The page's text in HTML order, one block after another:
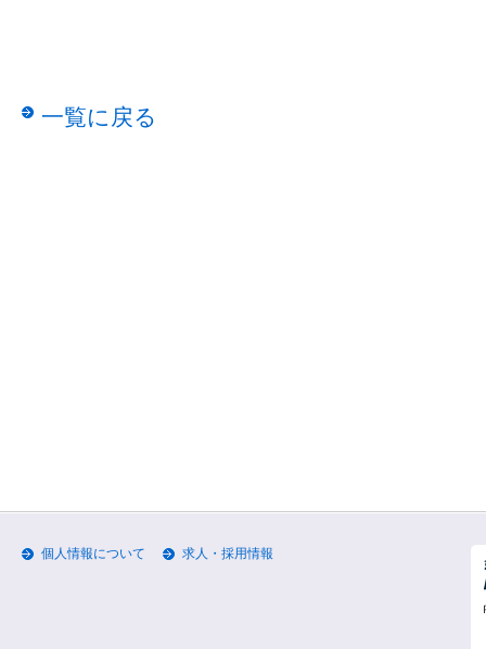
一覧に戻る
個人情報について 求人・採用情報